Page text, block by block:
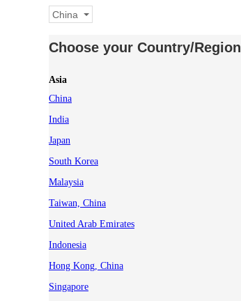
China
Choose your Country/Region
Asia
China
India
Japan
South Korea
Malaysia
Taiwan, China
United Arab Emirates
Indonesia
Hong Kong, China
Singapore